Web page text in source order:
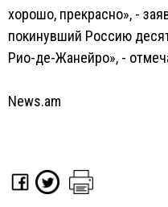
хорошо, прекрасно», -
покинувший Россию
Рио-де-Жанейро», -
News.am